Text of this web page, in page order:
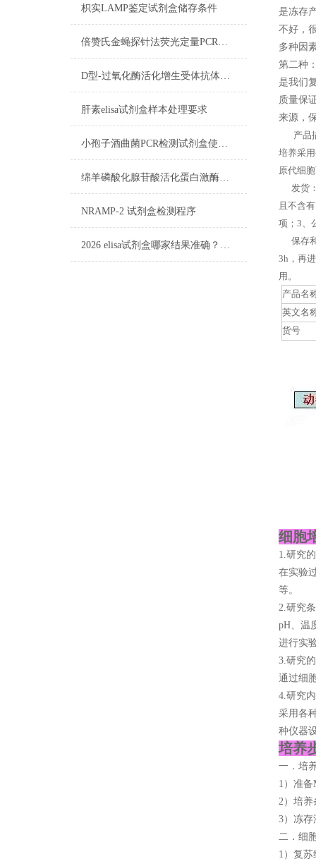
枳实LAMP鉴定试剂盒​储存条件
倍赞氏金蝇探针法荧光定量PCR检测试剂盒使用步骤
D型-过氧化酶活化增生受体抗体​技术的实验步骤
肝素elisa试剂盒样本处理要求
小孢子酒曲菌PCR检测试剂盒使用步骤
绵羊磷酸化腺苷酸活化蛋白激酶（AMPK）elisa试剂盒标本要求
NRAMP-2 试剂盒​检测程序
2026 elisa试剂盒哪家结果准确？实测稳定性对比
是冻存
不好，
多种因
第二种
是我们
质量保
来源，
产品描
培养采
原代细
发货：
且不含
项；3、
保存和
3h，再
用。
产品名
英文名
货号
细胞
1.研究
在实验
等。
2.研究
pH、温
进行实
3.研究
通过细
4.研究
采用各
种仪器
培养
一．培
1）准备
2）培养
3）冻存
二．细
1）复